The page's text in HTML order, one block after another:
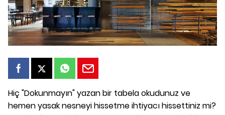
Hiç "Dokunmayın" yazan bir tabela okudunuz ve
hemen yasak nesneyi hissetme ihtiyacı hissettiniz mi?